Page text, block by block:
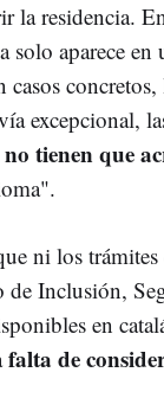
la residencia.
solo aparece
casos
excepcional,
no tienen que
ni los
Inclusión,
en
falta de